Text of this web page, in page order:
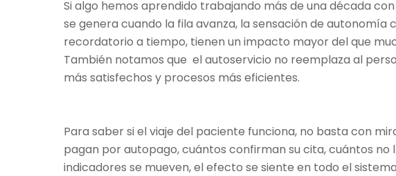
Si algo hemos aprendido trabajando más de una década
se genera cuando la fila avanza, la sensación de
recordatorio a tiempo, tienen un impacto mayor del que
También notamos que el autoservicio no reemplaza al
más satisfechos y procesos más eficientes.
Para saber si el viaje del paciente funciona, no basta con
pagan por autopago, cuántos confirman su cita, cuántos
indicadores se mueven, el efecto se siente en todo el